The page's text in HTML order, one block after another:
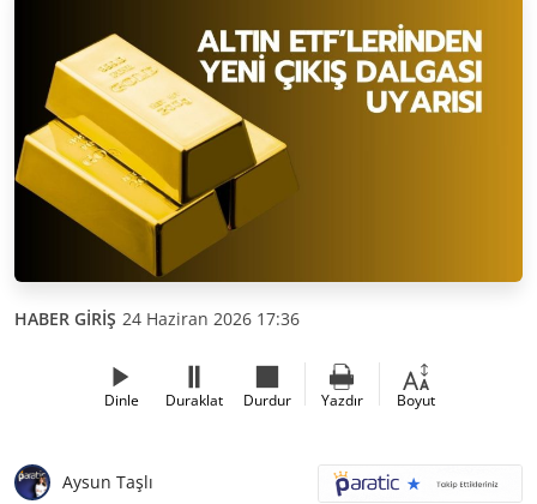
HABER GİRİŞ 24 Haziran 2026 17:36
Dinle Duraklat Durdur Yazdır Boyut
Aysun Taşlı